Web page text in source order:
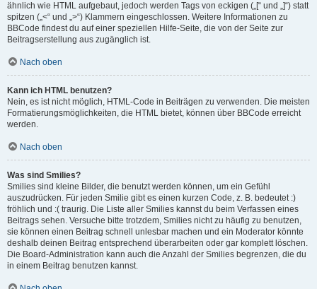
ähnlich wie HTML aufgebaut, jedoch werden Tags von eckigen („[“ und „]“) statt
spitzen („<“ und „>“) Klammern eingeschlossen. Weitere Informationen zu
BBCode findest du auf einer speziellen Hilfe-Seite, die von der Seite zur
Beitragserstellung aus zugänglich ist.
Nach oben
Kann ich HTML benutzen?
Nein, es ist nicht möglich, HTML-Code in Beiträgen zu verwenden. Die meisten
Formatierungsmöglichkeiten, die HTML bietet, können über BBCode erreicht
werden.
Nach oben
Was sind Smilies?
Smilies sind kleine Bilder, die benutzt werden können, um ein Gefühl
auszudrücken. Für jeden Smilie gibt es einen kurzen Code, z. B. bedeutet :)
fröhlich und :( traurig. Die Liste aller Smilies kannst du beim Verfassen eines
Beitrags sehen. Versuche bitte trotzdem, Smilies nicht zu häufig zu benutzen,
sie können einen Beitrag schnell unlesbar machen und ein Moderator könnte
deshalb deinen Beitrag entsprechend überarbeiten oder gar komplett löschen.
Die Board-Administration kann auch die Anzahl der Smilies begrenzen, die du
in einem Beitrag benutzen kannst.